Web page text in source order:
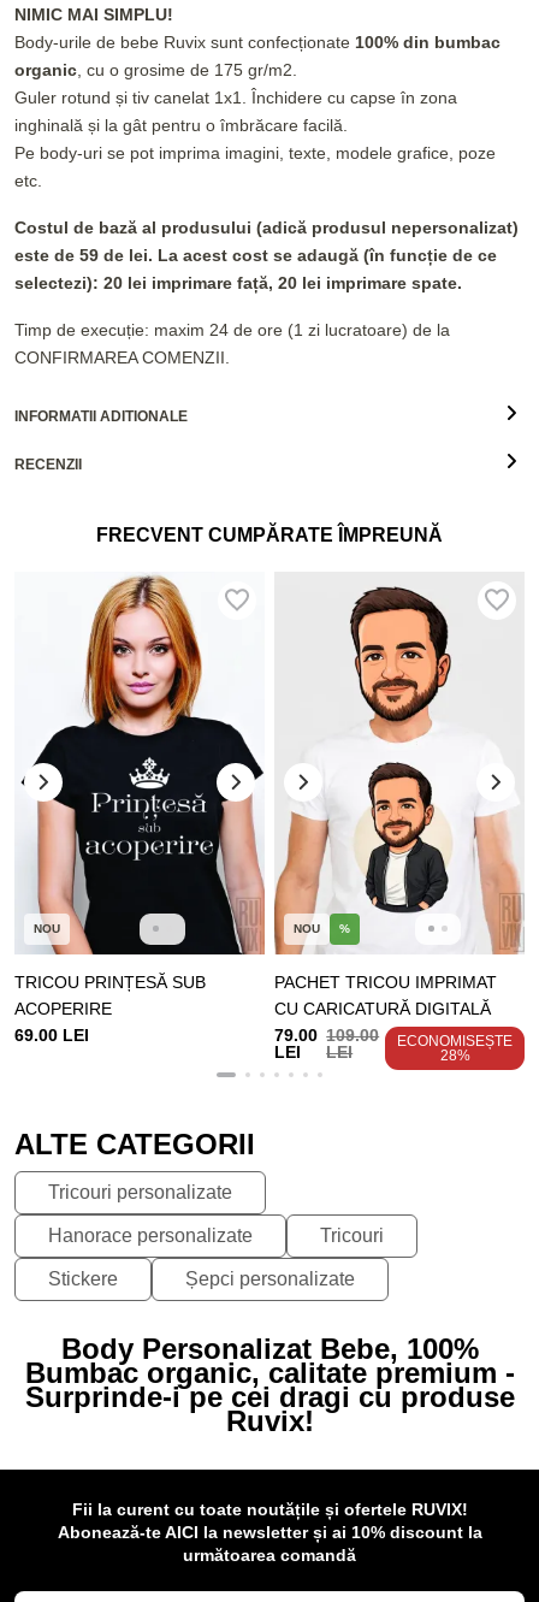
NIMIC MAI SIMPLU!
Body-urile de bebe Ruvix sunt confecționate 100% din bumbac
organic , cu o grosime de 175 gr/m2.
Guler rotund și tiv canelat 1x1. Închidere cu capse în zona
inghinală și la gât pentru o îmbrăcare facilă.
Pe body-uri se pot imprima imagini, texte, modele grafice, poze
etc.
Costul de bază al produsului (adică produsul nepersonalizat)
este de 59 de lei. La acest cost se adaugă (în funcție de ce
selectezi): 20 lei imprimare față, 20 lei imprimare spate.
Timp de execuție: maxim 24 de ore (1 zi lucratoare) de la
CONFIRMAREA COMENZII.
INFORMATII ADITIONALE
RECENZII
FRECVENT CUMPĂRATE ÎMPREUNĂ
NOU
TRICOU PRINȚESĂ SUB
ACOPERIRE
69.00 LEI
NOU %
PACHET TRICOU IMPRIMAT
CU CARICATURĂ DIGITALĂ
79.00
LEI
109.00
LEI
ECONOMISEȘTE
28%
ALTE CATEGORII
Tricouri personalizate
Hanorace personalizate Tricouri
Stickere Șepci personalizate
Body Personalizat Bebe, 100%
Bumbac organic, calitate premium -
Surprinde-i pe cei dragi cu produse
Ruvix!
Fii la curent cu toate noutățile și ofertele RUVIX!
Abonează-te AICI la newsletter și ai 10% discount la
următoarea comandă